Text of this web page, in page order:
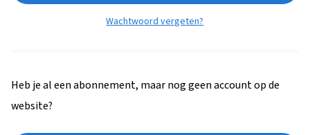
Wachtwoord vergeten?
Heb je al een abonnement, maar nog geen account op de
website?